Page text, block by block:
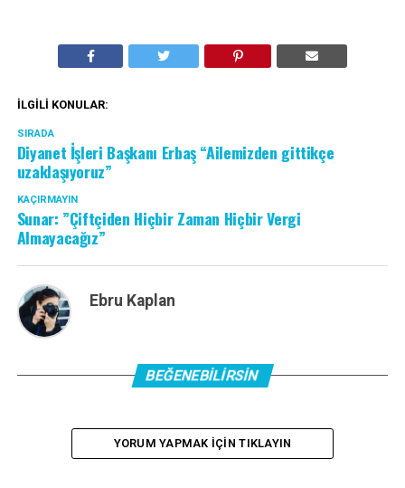
İLGILI KONULAR:
SIRADA
Diyanet İşleri Başkanı Erbaş “Ailemizden gittikçe
uzaklaşıyoruz”
KAÇIRMAYIN
Sunar: ”Çiftçiden Hiçbir Zaman Hiçbir Vergi
Almayacağız”
Ebru Kaplan
BEĞENEBILIRSIN
YORUM YAPMAK IÇIN TIKLAYIN